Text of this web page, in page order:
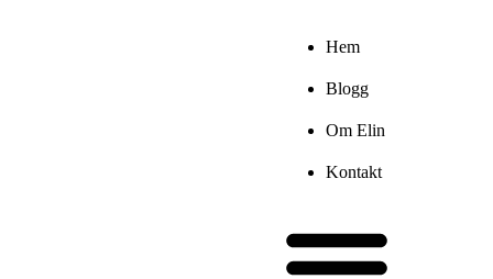
Hem
Blogg
Om Elin
Kontakt